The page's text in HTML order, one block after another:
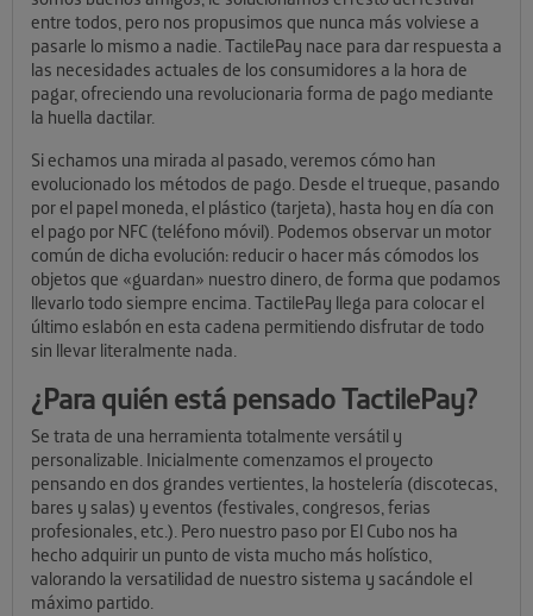
entre todos, pero nos propusimos que nunca más volviese a
pasarle lo mismo a nadie. TactilePay nace para dar respuesta a
las necesidades actuales de los consumidores a la hora de
pagar, ofreciendo una revolucionaria forma de pago mediante
la huella dactilar.
Si echamos una mirada al pasado, veremos cómo han
evolucionado los métodos de pago. Desde el trueque, pasando
por el papel moneda, el plástico (tarjeta), hasta hoy en día con
el pago por NFC (teléfono móvil). Podemos observar un motor
común de dicha evolución: reducir o hacer más cómodos los
objetos que «guardan» nuestro dinero, de forma que podamos
llevarlo todo siempre encima. TactilePay llega para colocar el
último eslabón en esta cadena permitiendo disfrutar de todo
sin llevar literalmente nada.
¿Para quién está pensado TactilePay?
Se trata de una herramienta totalmente versátil y
personalizable. Inicialmente comenzamos el proyecto
pensando en dos grandes vertientes, la hostelería (discotecas,
bares y salas) y eventos (festivales, congresos, ferias
profesionales, etc.). Pero nuestro paso por El Cubo nos ha
hecho adquirir un punto de vista mucho más holístico,
valorando la versatilidad de nuestro sistema y sacándole el
máximo partido.